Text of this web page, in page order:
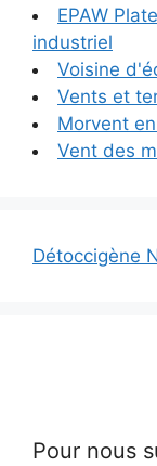
EPAW
industriel
Voisine
Vents et
Morvent
Vent des
Détoccigène
Pour nous